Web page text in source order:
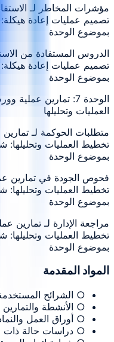
مؤشرات المخاطر لـ
تصميم عمليات إعادة
بموضوع الوحدة
الدروس المستفادة من
تصميم عمليات إعادة
بموضوع الوحدة
الوحدة 7: تمارين
العمليات وتحليلها
متطلبات الحوكمة لـ
تخطيط العمليات
بموضوع الوحدة
فحوص الجودة في تمارين
تخطيط العمليات
بموضوع الوحدة
مراجعة الإدارة لـ
تخطيط العمليات
بموضوع الوحدة
المواد المقدمة
○ الشرائح
○ الأنشطة والتمارين
○ أوراق العمل
○ دراسات حالة ذات